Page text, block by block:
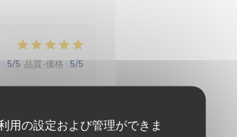
用の設定および管理ができま
: 5/5 品質-価格 : 5/5
On ne